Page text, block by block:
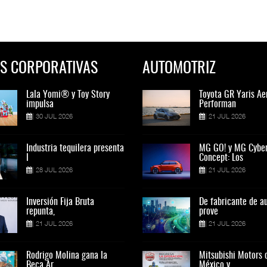
CORPORATIVAS
Lala Yomi® y Toy Story
impulsa
30 JUL 2026
Industria tequilera presenta
28 JUL 2026
Inversión Fija Bruta
repunta,
21 JUL 2026
Rodrigo Molina gana la
Lala Yomi® y Toy
impulsa
30 JUL 2026
Industria tequilera
28 JUL 2026
Inversión Fija Bruta
repunta,
21 JUL 2026
Rodrigo Molina gana
AUTOMOTRIZ
Toyota GR Yaris Aero
Performan
21 JUL 2026
MG GO! y MG Cyber
21 JUL 2026
De fabricante de autos a
prove
21 JUL 2026
Mitsubishi Motors de
Toyota GR Yaris
Performan
21 JUL 2026
MG GO! y MG
Concept: Los
21 JUL 2026
De fabricante de
prove
21 JUL 2026
Mitsubishi Motors